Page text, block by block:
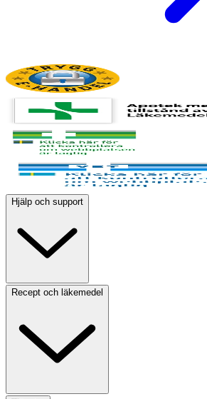
Hjälp och support
Recept och läkemedel